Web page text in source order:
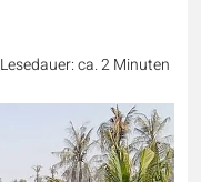
Lesedauer: ca. 2 Minuten